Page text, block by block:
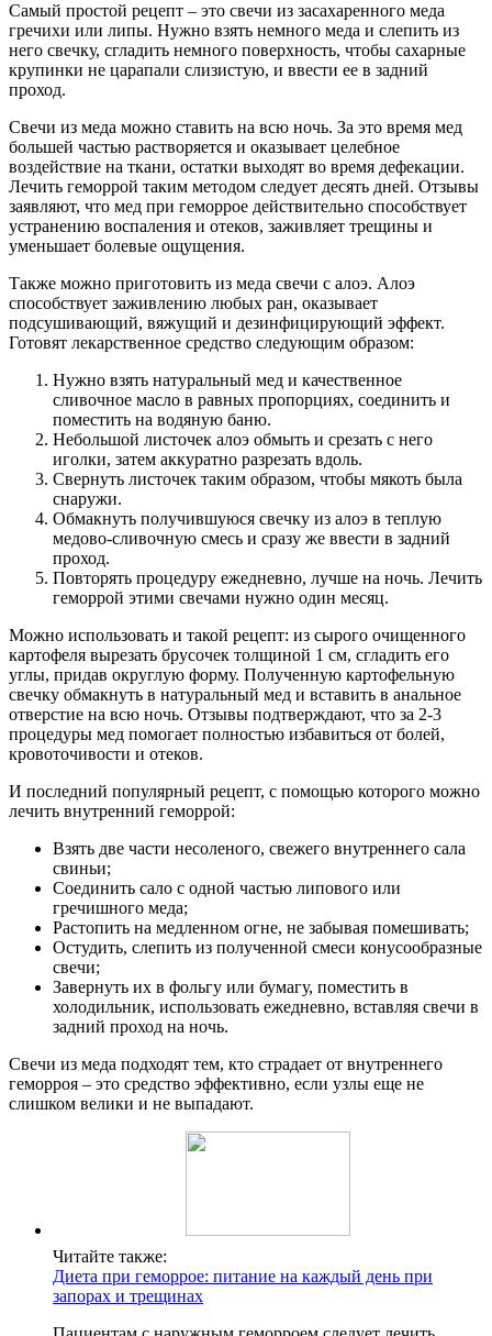
Самый простой рецепт – это свечи из засахаренного меда
гречихи или липы. Нужно взять немного меда и слепить из
него свечку, сгладить немного поверхность, чтобы сахарные
крупинки не царапали слизистую, и ввести ее в задний
проход.
Свечи из меда можно ставить на всю ночь. За это время мед
большей частью растворяется и оказывает целебное
воздействие на ткани, остатки выходят во время дефекации.
Лечить геморрой таким методом следует десять дней. Отзывы
заявляют, что мед при геморрое действительно способствует
устранению воспаления и отеков, заживляет трещины и
уменьшает болевые ощущения.
Также можно приготовить из меда свечи с алоэ. Алоэ
способствует заживлению любых ран, оказывает
подсушивающий, вяжущий и дезинфицирующий эффект.
Готовят лекарственное средство следующим образом:
Нужно взять натуральный мед и качественное
сливочное масло в равных пропорциях, соединить и
поместить на водяную баню.
Небольшой листочек алоэ обмыть и срезать с него
иголки, затем аккуратно разрезать вдоль.
Свернуть листочек таким образом, чтобы мякоть была
снаружи.
Обмакнуть получившуюся свечку из алоэ в теплую
медово-сливочную смесь и сразу же ввести в задний
проход.
Повторять процедуру ежедневно, лучше на ночь. Лечить
геморрой этими свечами нужно один месяц.
Можно использовать и такой рецепт: из сырого очищенного
картофеля вырезать брусочек толщиной 1 см, сгладить его
углы, придав округлую форму. Полученную картофельную
свечку обмакнуть в натуральный мед и вставить в анальное
отверстие на всю ночь. Отзывы подтверждают, что за 2-3
процедуры мед помогает полностью избавиться от болей,
кровоточивости и отеков.
И последний популярный рецепт, с помощью которого можно
лечить внутренний геморрой:
Взять две части несоленого, свежего внутреннего сала
свиньи;
Соединить сало с одной частью липового или
гречишного меда;
Растопить на медленном огне, не забывая помешивать;
Остудить, слепить из полученной смеси конусообразные
свечи;
Завернуть их в фольгу или бумагу, поместить в
холодильник, использовать ежедневно, вставляя свечи в
задний проход на ночь.
Свечи из меда подходят тем, кто страдает от внутреннего
геморроя – это средство эффективно, если узлы еще не
слишком велики и не выпадают.
Читайте также:
Диета при геморрое: питание на каждый день при
запорах и трещинах